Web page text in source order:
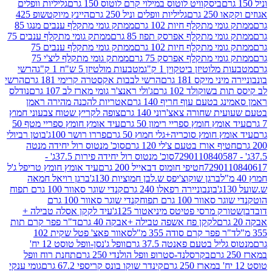
ביסקוויט לוטוס במילוי קרם לוטוס 150 גרם
גליליות וופלים
גרם
גליליות וופלים וניל 250 גרם
היינץ מיוקטשופ 425
מתקלף חיות 102 גרם
ממתק גומי מתקלף ענבים מנגו 85
מתקלף אפרסק תפוז 85 גרם
ממתק גומי מתקלף ענבים 75
מתקלף חיות 102 גרם
ממתק גומי מתקלף ענבים 75
מתקלף אפרסק 75 גרם
ממתק גומי מתקלף ליצ'י 75
ביטקוין 1 ק"ג
מטבעות מולטיזן 5 ש"ח 1 ק"ג
הרשי
מיקס 181 גרם
הרשי לבבות אקסטרה קרימי 181 גרם
הרשי
102 גרם
ג'ולי ראנצ'ר גומי מארז לב 107 גרם
נודלס
עוף חריף 140 גרם
אטריות להכנה מהירה ראמן
שחורה צאצ'רוני 140 גרם
צופה לקריץ שטוח צבעוני חמוץ
חומץ ספריי רימון 50 גרם
עיד אומץ חומץ ספריי מטף 50
חומץ סוכריה+גלי חמוץ 50 גרם
פררו רושר 100ג'
בוטן רביולי
אורז בטעם צ'לי 120 גרם
סוכ' מנטוס רול יחידה מנטה
סוכ' מנטוס רול יחידה פירות 37.5ג' -
חטיפי חומוס דבאייל 200 גרם
עיד אומץ חומץ טריפל ג'ל
ברגן שוקוצ'יפס ש.לבן חמוציות 130ג'
ברגן רויאל חמאה
בונבוניירה רפאלו 240 גרם
קנדי שוגר סאוור 100 גרם תפוח
100 גרם תפוח
קנדי שוגר סאוור 100 גרם
מרסי פטיטס מיניאטור 125ג'
עיד לקקן אסלה טבילה +
לקקן פח אשפה טבילה +אבקה 40 גרם
ד"ר פפר קרם תות
פפר קרם סודה 355 מ"ל
סאוור פאצ' פטל שקית 102
בטעם פאנטה 37.5 גרם
וופל ג'נסן-וופל טוסט 12 יח'
בקרסלנד-סטרופ וופל הולנדי 250 גרם
תחנת רוח וופל
קינדר שוקו בונס קריספי 67.2 גרם
גומי ענקי